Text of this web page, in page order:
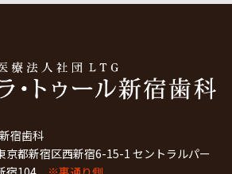
宿歯科
京都新宿区西新宿6-15-1 セントラルパー